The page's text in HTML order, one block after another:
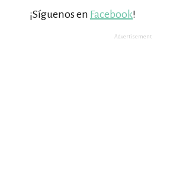
¡Síguenos en Facebook!
Advertisement